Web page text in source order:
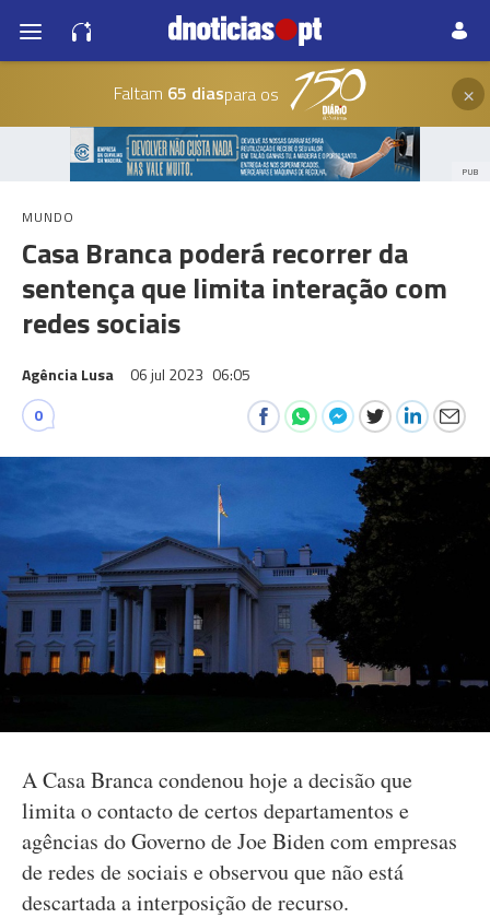
Faltam 65 diaspara os ×
PUB
MUNDO
Casa Branca poderá recorrer da
sentença que limita interação com
redes sociais
Agência Lusa 06 jul 2023 06:05
0
A Casa Branca condenou hoje a decisão que
limita o contacto de certos departamentos e
agências do Governo de Joe Biden com empresas
de redes de sociais e observou que não está
descartada a interposição de recurso.